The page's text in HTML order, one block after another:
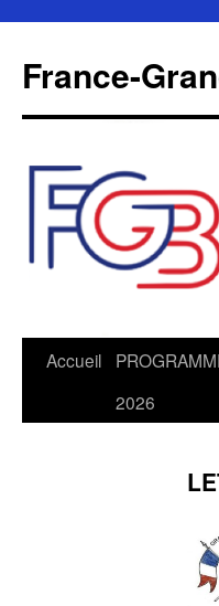
contenu
France-
Accueil
2026